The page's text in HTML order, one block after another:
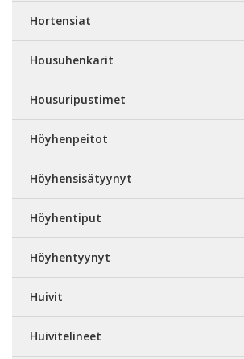
Hortensiat
Housuhenkarit
Housuripustimet
Höyhenpeitot
Höyhensisätyynyt
Höyhentiput
Höyhentyynyt
Huivit
Huivitelineet